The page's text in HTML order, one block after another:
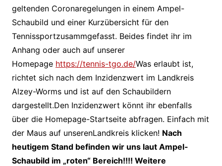
geltenden Coronaregelungen in einem Ampel-
Schaubild und einer Kurzübersicht für den
Tennissportzusammgefasst. Beides findet ihr im
Anhang oder auch auf unserer
Homepage https://tennis-tgo.de/Was erlaubt ist,
richtet sich nach dem Inzidenzwert im Landkreis
Alzey-Worms und ist auf den Schaubildern
dargestellt.Den Inzidenzwert könnt ihr ebenfalls
über die Homepage-Startseite abfragen. Einfach mit
der Maus auf unserenLandkreis klicken! Nach
heutigem Stand befinden wir uns laut Ampel-
Schaubild im „roten“ Bereich!!!! Weitere